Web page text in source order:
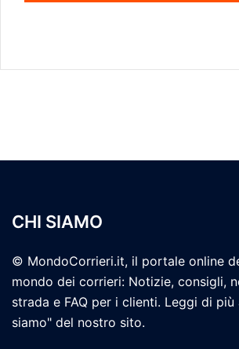
CHI SIAMO
© MondoCorrieri.it, il portale online
mondo dei corrieri: Notizie, consigli,
strada e FAQ per i clienti. Leggi di più
siamo" del nostro sito.